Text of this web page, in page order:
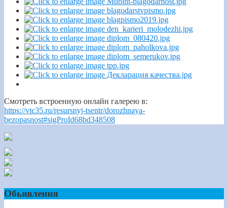
Смотреть встроенную онлайн галерею в:
https://vtc35.ru/resursnyj-tsentr/dorozhnaya-
bezopasnost#sigProId68bd348508
Обьявления